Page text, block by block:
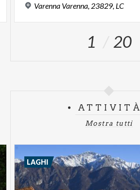
Varenna Varenna, 23829, LC
1 20
ATTIVITÀ
Mostra tutti
LAGHI